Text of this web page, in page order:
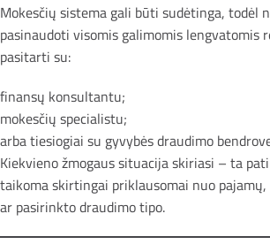
Mokesčių sistema gali būti sudėtinga, todėl
pasinaudoti visomis galimomis lengvatomis
pasitarti su:
finansų konsultantu;
mokesčių specialistu;
arba tiesiogiai su gyvybės draudimo
Kiekvieno žmogaus situacija skiriasi – ta
taikoma skirtingai priklausomai nuo
ar pasirinkto draudimo tipo.